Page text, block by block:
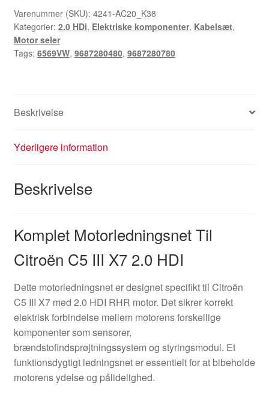
Varenummer (SKU): 4241-AC20_K38
Kategorier: 2.0 HDi, Elektriske komponenter, Kabelsæt,
Motor seler
Tags: 6569VW, 9687280480, 9687280780
Beskrivelse
Yderligere information
Beskrivelse
Komplet Motorledningsnet Til
Citroën C5 III X7 2.0 HDI
Dette motorledningsnet er designet specifikt til Citroën
C5 III X7 med 2.0 HDI RHR motor. Det sikrer korrekt
elektrisk forbindelse mellem motorens forskellige
komponenter som sensorer,
brændstofindsprøjtningssystem og styringsmodul. Et
funktionsdygtigt ledningsnet er essentielt for at bibeholde
motorens ydelse og pålidelighed.